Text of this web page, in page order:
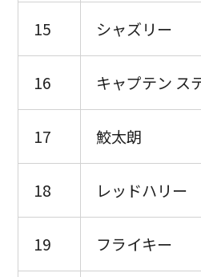
15 シャズリー
16 キャプテン ス
17 鮫太朗
18 レッドハリー
19 フライキー